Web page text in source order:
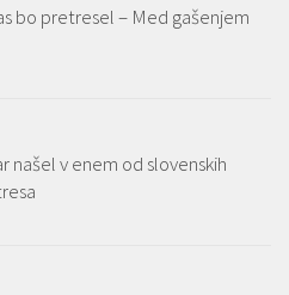
bo pretresel – Med gašenjem
našel v enem od slovenskih